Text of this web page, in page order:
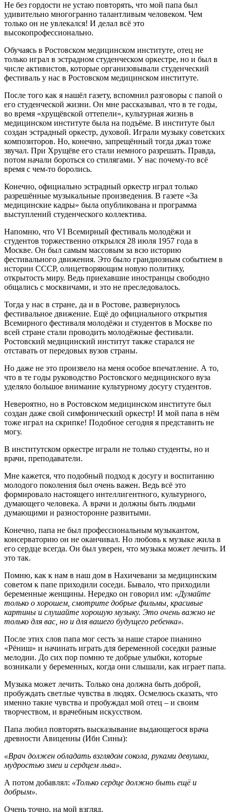
Не без гордости не устаю повторять, что мой папа был
удивительно многогранно талантливым человеком. Чем
только он не увлекался! И делал всё это
высокопрофессионально.
Обучаясь в Ростовском медицинском институте, отец не
только играл в эстрадном студенческом оркестре, но и был в
числе активистов, которые организовывали студенческий
фестиваль у нас в Ростовском медицинском институте.
После того как я нашёл газету, вспомнил разговоры с папой о
его студенческой жизни. Он мне рассказывал, что в те годы,
во время «хрущёвской оттепели», культурная жизнь в
медицинском институте была на подъёме. В институте был
создан эстрадный оркестр, духовой. Играли музыку советских
композиторов. Но, конечно, запрещённый тогда джаз тоже
звучал. При Хрущёве его стали немного разрешать. Правда,
потом начали бороться со стилягами. У нас почему-то всё
время с чем-то боролись.
Конечно, официально эстрадный оркестр играл только
разрешённые музыкальные произведения. В газете «За
медицинские кадры» была опубликована и программа
выступлений студенческого коллектива.
Напомню, что VI Всемирный фестиваль молодёжи и
студентов торжественно открылся 28 июля 1957 года в
Москве. Он был самым массовым за всю историю
фестивального движения. Это было грандиозным событием в
истории СССР, олицетворяющим новую политику,
открытость миру. Ведь приехавшие иностранцы свободно
общались с москвичами, и это не преследовалось.
Тогда у нас в стране, да и в Ростове, развернулось
фестивальное движение. Ещё до официального открытия
Всемирного фестиваля молодёжи и студентов в Москве по
всей стране стали проводить молодёжные фестивали.
Ростовский медицинский институт также старался не
отставать от передовых вузов страны.
Но даже не это произвело на меня особое впечатление. А то,
что в те годы руководство Ростовского медицинского вуза
уделяло большое внимание культурному досугу студентов.
Невероятно, но в Ростовском медицинском институте был
создан даже свой симфонический оркестр! И мой папа в нём
тоже играл на скрипке! Подобное сегодня я представить не
могу.
В институтском оркестре играли не только студенты, но и
врачи, преподаватели.
Мне кажется, что подобный подход к досугу и воспитанию
молодого поколения был очень важен. Ведь всё это
формировало настоящего интеллигентного, культурного,
думающего человека. А врачи и должны быть людьми
думающими и разносторонне развитыми.
Конечно, папа не был профессиональным музыкантом,
консерваторию он не оканчивал. Но любовь к музыке жила в
его сердце всегда. Он был уверен, что музыка может лечить. И
это так.
Помню, как к нам в наш дом в Нахичевани за медицинским
советом к папе приходили соседи. Бывало, что приходили
беременные женщины. Нередко он говорил им: «Думайте
только о хорошем, смотрите добрые фильмы, красивые
картины и слушайте хорошую музыку. Это очень важно не
только для вас, но и для вашего будущего ребенка».
После этих слов папа мог сесть за наше старое пианино
«Рёниш» и начинать играть для беременной соседки разные
мелодии. До сих пор помню те добрые улыбки, которые
возникали у беременных, когда они слышали, как играет папа.
Музыка может лечить. Только она должна быть доброй,
пробуждать светлые чувства в людях. Осмелюсь сказать, что
именно такие чувства и пробуждал мой отец – и своим
творчеством, и врачебным искусством.
Папа любил повторять высказывание выдающегося врача
древности Авиценны (Ибн Сины):
«Врач должен обладать взглядом сокола, руками девушки,
мудростью змеи и сердцем льва».
А потом добавлял: «Только сердце должно быть ещё и
добрым».
Очень точно, на мой взгляд.